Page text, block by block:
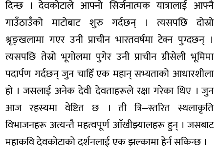
दिन्छ । देवकोटाले आफ्नो सिर्जनात्मक यात्रालाई आफ्नै
गाउँठाउँको माटोबाट शुरु गर्दछन् । त्यसपछि दोस्रो
श्रृङ्खलामा गएर उनी प्राचीन भारतवर्षमा टेक्न पुग्दछन् ।
त्यसपछि तेस्रो भूगोलमा पुगेर उनी प्राचीन ग्रीसेली भूमिमा
पदार्पण गर्दछन् जुन चाहिँ एक महान् सभ्यताको आधारशीला
हो । जसलाई अनेक देवी देवताहरूले रक्षा गरेका थिए । जुन
आज रहस्यमा वेष्टित छ । ती त्रि–स्तरित स्थलाकृति
विभाजनहरू अत्यन्तै महत्वपूर्ण आँखीझ्यालहरू हुन् । जसबाट
महाकवि देवकोटाको दर्शनलाई एक झल्कामा हेर्न सकिन्छ ।